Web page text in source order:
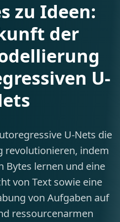
zu Ideen:
der
U-
U-Nets die
revolutionieren, indem
Bytes lernen und eine
von Text sowie eine
von Aufgaben auf
ressourcenarmen